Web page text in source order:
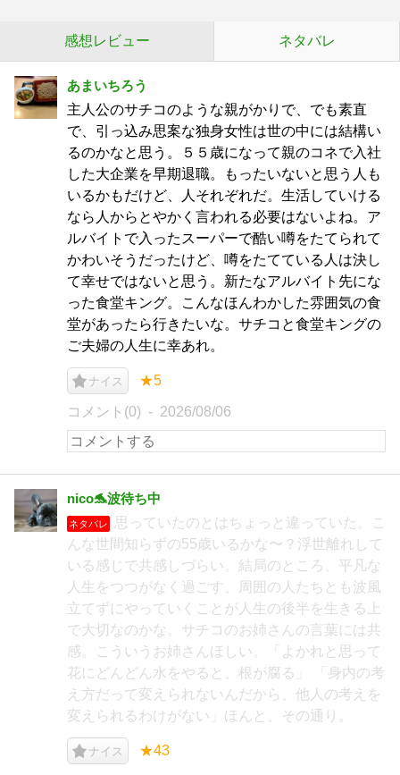
感想レビュー ネタバレ
あまいちろう
主人公のサチコのような親がかりで、でも素直
で、引っ込み思案な独身女性は世の中には結構い
るのかなと思う。５５歳になって親のコネで入社
した大企業を早期退職。もったいないと思う人も
いるかもだけど、人それぞれだ。生活していける
なら人からとやかく言われる必要はないよね。ア
ルバイトで入ったスーパーで酷い噂をたてられて
かわいそうだったけど、噂をたてている人は決し
て幸せではないと思う。新たなアルバイト先にな
った食堂キング。こんなほんわかした雰囲気の食
堂があったら行きたいな。サチコと食堂キングの
ご夫婦の人生に幸あれ。
ナイス ★5
コメント(0) 2026/08/06
nico🐬波待ち中
ネタバレ
思っていたのとはちょっと違っていた。こ
んな世間知らずの55歳いるかな〜？浮世離れして
いる感じで共感しづらい。結局のところ、平凡な
人生をつつがなく過ごす、周囲の人たちとも波風
立てずにやっていくことが人生の後半を生きる上
で大切なのかな。サチコのお姉さんの言葉には共
感。こういうお姉さんほしい。「よかれと思って
花にどんどん水をやると、根が腐る」 「身内の考
え方だって変えられないんだから、他人の考えを
変えられるわけがない」ほんと、その通り。
ナイス ★43